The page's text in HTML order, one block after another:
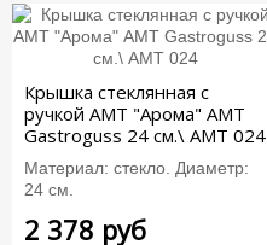
Крышка стеклянная c
ручкой АМТ "Арома" AMT
Gastroguss 24 см.\ AMT 024
Материал: стекло. Диаметр:
24 см.
2 378 руб